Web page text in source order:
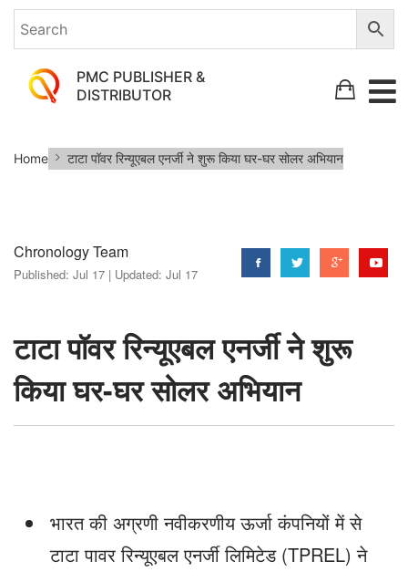
PMC PUBLISHER &
DISTRIBUTOR
पॉवर
शुरू
घर-
घर
सोलर
अभियान
Home टाटा पॉवर रिन्यूएबल एनर्जी ने शुरू किया घर-घर सोलर अभियान
Chronology Team
Published: Jul 17 | Updated: Jul 17
टाटा पॉवर रिन्यूएबल एनर्जी ने शुरू
किया घर-घर सोलर अभियान
भारत की अग्रणी नवीकरणीय ऊर्जा कंपनियों में से
टाटा पावर रिन्यूएबल एनर्जी लिमिटेड (TPREL) ने